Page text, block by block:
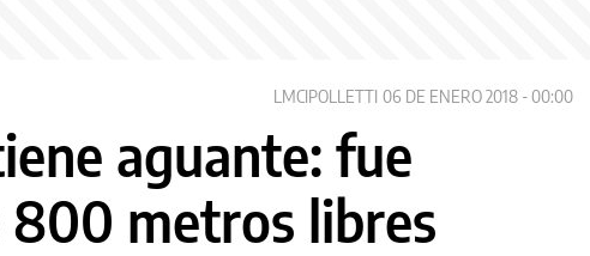
LMCIPOLLETTI 06 DE ENERO 2018 - 00:00
aguante: fue
800 metros libres